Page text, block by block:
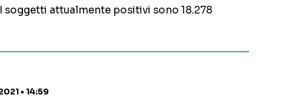
soggetti attualmente positivi sono 18.278
• 14:59